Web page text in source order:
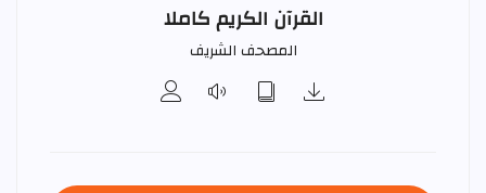
القرآن الكريم كاملا
المصحف الشريف